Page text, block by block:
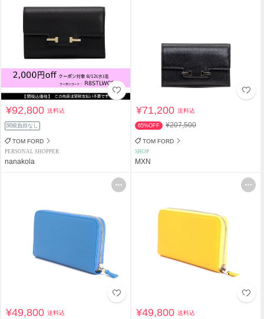
¥92,800送料込
関税負担なし
TOM FORD
PERSONAL SHOPPER
nanakola
¥71,200送料込
65%OFF ¥207,500
TOM FORD
SHOP
MXN
¥49,800送料込 ¥49,800送料込